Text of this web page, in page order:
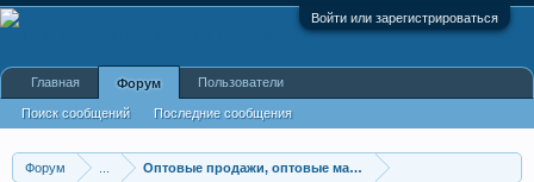
Войти или зарегистрироваться
Форум Оптовые продажи, оптовые магазины
Главная Форум
Поиск сообщений Последние сообщения
Пользователи